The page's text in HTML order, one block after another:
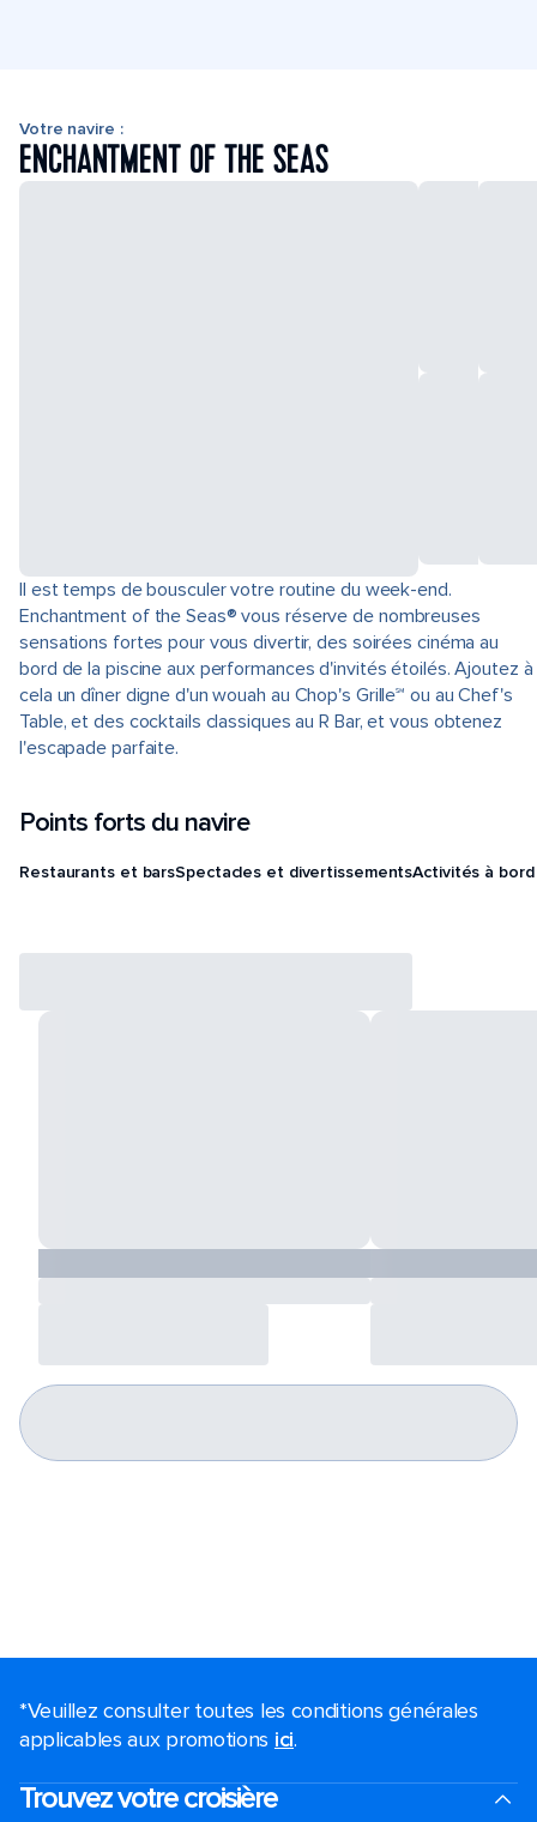
Votre navire :
ENCHANTMENT OF THE SEAS
Il est temps de bousculer votre routine du week-end.
Enchantment of the Seas® vous réserve de nombreuses
sensations fortes pour vous divertir, des soirées cinéma au
bord de la piscine aux performances d'invités étoilés. Ajoutez à
cela un dîner digne d'un wouah au Chop's Grille℠ ou au Chef's
Table, et des cocktails classiques au R Bar, et vous obtenez
l'escapade parfaite.
Points forts du navire
Restaurants et barsSpectacles et divertissementsActivités à bord
*Veuillez consulter toutes les conditions générales
applicables aux promotions ici.
Trouvez votre croisière